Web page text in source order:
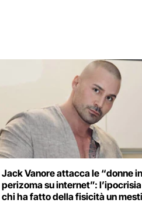
Jack Vanore attacca le “donne in
perizoma su internet”:
chi ha fatto della fisicità un